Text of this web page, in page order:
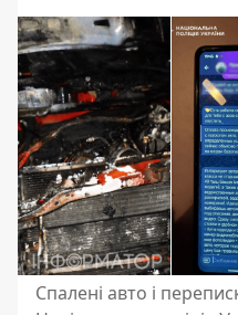
Спалені авто і